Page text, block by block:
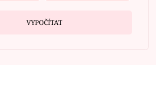
VYPOČÍTAT